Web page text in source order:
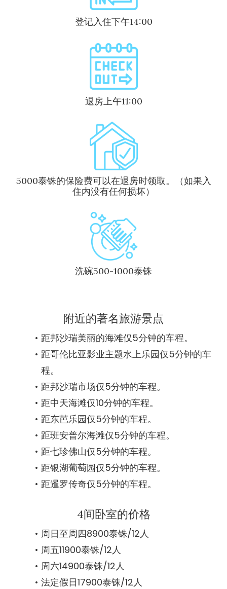
登记入住下午14:00
退房上午11:00
5000泰铢的保险费可以在退房时领取。（如果入
住内没有任何损坏）
洗碗500-1000泰铢
附近的著名旅游景点
距邦沙瑞美丽的海滩仅5分钟的车程。
距哥伦比亚影业主题水上乐园仅5分钟的车
程。
距邦沙瑞市场仅5分钟的车程。
距中天海滩仅10分钟的车程。
距东芭乐园仅5分钟的车程。
距班安普尔海滩仅5分钟的车程。
距七珍佛山仅5分钟的车程。
距银湖葡萄园仅5分钟的车程。
距暹罗传奇仅5分钟的车程。
4间卧室的价格
周日至周四8900泰铢/12人
周五11900泰铢/12人
周六14900泰铢/12人
法定假日17900泰铢/12人